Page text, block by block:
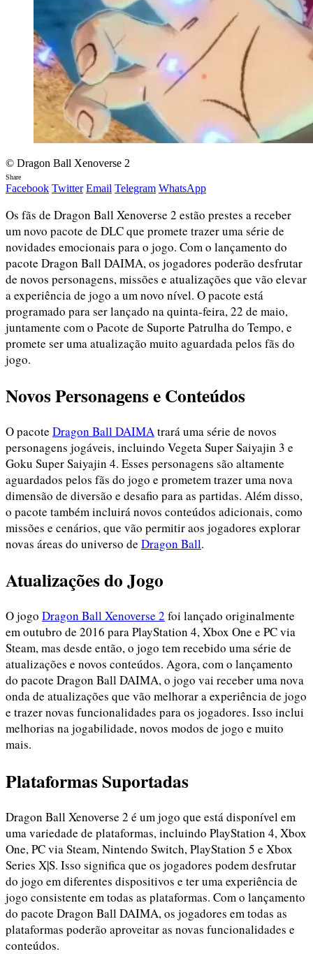
© Dragon Ball Xenoverse 2
Share
Facebook Twitter Email Telegram WhatsApp
Os fãs de Dragon Ball Xenoverse 2 estão prestes a receber
um novo pacote de DLC que promete trazer uma série de
novidades emocionais para o jogo. Com o lançamento do
pacote Dragon Ball DAIMA, os jogadores poderão desfrutar
de novos personagens, missões e atualizações que vão elevar
a experiência de jogo a um novo nível. O pacote está
programado para ser lançado na quinta-feira, 22 de maio,
juntamente com o Pacote de Suporte Patrulha do Tempo, e
promete ser uma atualização muito aguardada pelos fãs do
jogo.
Novos Personagens e Conteúdos
O pacote Dragon Ball DAIMAtrará uma série de novos
personagens jogáveis, incluindo Vegeta Super Saiyajin 3 e
Goku Super Saiyajin 4. Esses personagens são altamente
aguardados pelos fãs do jogo e prometem trazer uma nova
dimensão de diversão e desafio para as partidas. Além disso,
o pacote também incluirá novos conteúdos adicionais, como
missões e cenários, que vão permitir aos jogadores explorar
novas áreas do universo de Dragon Ball.
Atualizações do Jogo
O jogo Dragon Ball Xenoverse 2 foi lançado originalmente
em outubro de 2016 para PlayStation 4, Xbox One e PC via
Steam, mas desde então, o jogo tem recebido uma série de
atualizações e novos conteúdos. Agora, com o lançamento
do pacote Dragon Ball DAIMA, o jogo vai receber uma nova
onda de atualizações que vão melhorar a experiência de jogo
e trazer novas funcionalidades para os jogadores. Isso inclui
melhorias na jogabilidade, novos modos de jogo e muito
mais.
Plataformas Suportadas
Dragon Ball Xenoverse 2 é um jogo que está disponível em
uma variedade de plataformas, incluindo PlayStation 4, Xbox
One, PC via Steam, Nintendo Switch, PlayStation 5 e Xbox
Series X|S. Isso significa que os jogadores podem desfrutar
do jogo em diferentes dispositivos e ter uma experiência de
jogo consistente em todas as plataformas. Com o lançamento
do pacote Dragon Ball DAIMA, os jogadores em todas as
plataformas poderão aproveitar as novas funcionalidades e
conteúdos.